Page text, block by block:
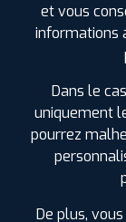
et vous
informations
Dans le
uniquement
pourrez
De plus,